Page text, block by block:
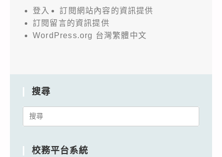
登入
訂閱網站內容的資訊提供
訂閱留言的資訊提供
WordPress.org 台灣繁體中文
搜尋
Search
校務平台系統